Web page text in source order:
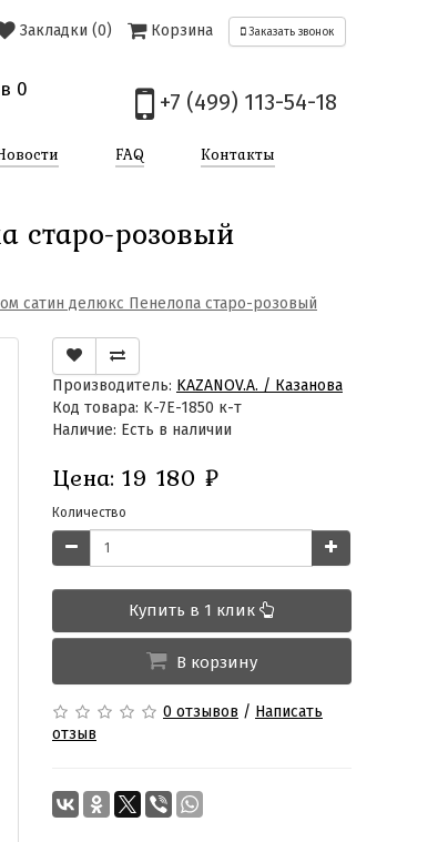
Закладки (0) Корзина Заказать звонок
0
+7 (499) 113-54-18
FAQ Контакты
старо-розовый
сатин делюкс Пенелопа старо-розовый
Производитель: KAZANOV.A. / Казанова
Код товара: K-7E-1850 к-т
Наличие: Есть в наличии
Цена: 19 180 ₽
Количество
Купить в 1 клик
В корзину
0 отзывов / Написать
отзыв